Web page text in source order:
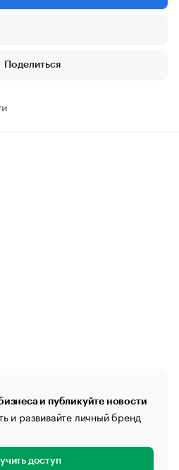
Поделиться
и публикуйте новости
и развивайте личный бренд
доступ